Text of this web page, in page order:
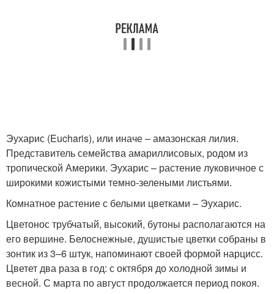
Эухарис (Eucharis), или иначе – амазонская лилия.
Представитель семейства амариллисовых, родом из
тропической Америки. Эухарис – растение луковичное с
широкими кожистыми темно-зелеными листьями.
Комнатное растение с белыми цветками – Эухарис.
Цветонос трубчатый, высокий, бутоны располагаются на
его вершине. Белоснежные, душистые цветки собраны в
зонтик из 3–6 штук, напоминают своей формой нарцисс.
Цветет два раза в год: с октября до холодной зимы и
весной. С марта по август продолжается период покоя.